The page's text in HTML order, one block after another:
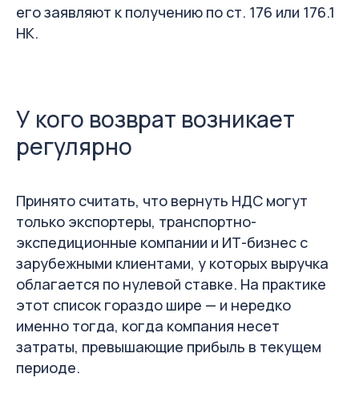
его заявляют к получению по ст. 176 или 176.1
НК.
У кого возврат возникает
регулярно
Принято считать, что вернуть НДС могут
только экспортеры, транспортно-
экспедиционные компании и ИТ-бизнес с
зарубежными клиентами, у которых выручка
облагается по нулевой ставке. На практике
этот список гораздо шире — и нередко
именно тогда, когда компания несет
затраты, превышающие прибыль в текущем
периоде.